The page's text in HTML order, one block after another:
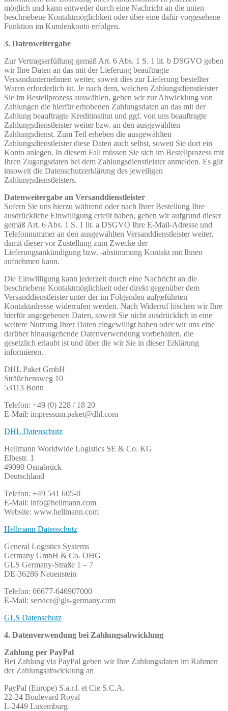
möglich und kann entweder durch eine Nachricht an die unten
beschriebene Kontaktmöglichkeit oder über eine dafür vorgesehene
Funktion im Kundenkonto erfolgen.
3. Datenweitergabe
Zur Vertragserfüllung gemäß Art. 6 Abs. 1 S. 1 lit. b DSGVO geben
wir Ihre Daten an das mit der Lieferung beauftragte
Versandunternehmen weiter, soweit dies zur Lieferung bestellter
Waren erforderlich ist. Je nach dem, welchen Zahlungsdienstleister
Sie im Bestellprozess auswählen, geben wir zur Abwicklung von
Zahlungen die hierfür erhobenen Zahlungsdaten an das mit der
Zahlung beauftragte Kreditinstitut und ggf. von uns beauftragte
Zahlungsdienstleister weiter bzw. an den ausgewählten
Zahlungsdienst. Zum Teil erheben die ausgewählten
Zahlungsdienstleister diese Daten auch selbst, soweit Sie dort ein
Konto anlegen. In diesem Fall müssen Sie sich im Bestellprozess mit
Ihren Zugangsdaten bei dem Zahlungsdienstleister anmelden. Es gilt
insoweit die Datenschutzerklärung des jeweiligen
Zahlungsdienstleisters.
Datenweitergabe an Versanddienstleister
Sofern Sie uns hierzu während oder nach Ihrer Bestellung Ihre
ausdrückliche Einwilligung erteilt haben, geben wir aufgrund dieser
gemäß Art. 6 Abs. 1 S. 1 lit. a DSGVO Ihre E-Mail-Adresse und
Telefonnummer an den ausgewählten Versanddienstleister weiter,
damit dieser vor Zustellung zum Zwecke der
Lieferungsankündigung bzw. -abstimmung Kontakt mit Ihnen
aufnehmen kann.
Die Einwilligung kann jederzeit durch eine Nachricht an die
beschriebene Kontaktmöglichkeit oder direkt gegenüber dem
Versanddienstleister unter der im Folgenden aufgeführten
Kontaktadresse widerrufen werden. Nach Widerruf löschen wir Ihre
hierfür angegebenen Daten, soweit Sie nicht ausdrücklich in eine
weitere Nutzung Ihrer Daten eingewilligt haben oder wir uns eine
darüber hinausgehende Datenverwendung vorbehalten, die
gesetzlich erlaubt ist und über die wir Sie in dieser Erklärung
informieren.
DHL Paket GmbH
Sträßchensweg 10
53113 Bonn
Telefon: +49 (0) 228 / 18 20
E-Mail: impressum.paket@dhl.com
DHL Datenschutz
Hellmann Worldwide Logistics SE & Co. KG
Elbestr. 1
49090 Osnabrück
Deutschland
Telefon: +49 541 605-0
E-Mail: info@hellmann.com
Website: www.hellmann.com
Hellmann Datenschutz
General Logistics Systems
Germany GmbH & Co. OHG
GLS Germany-Straße 1 – 7
DE-36286 Neuenstein
Telefon: 06677-646907000
E-Mail: service@gls-germany.com
GLS Datenschutz
4. Datenverwendung bei Zahlungsabwicklung
Zahlung per PayPal
Bei Zahlung via PayPal geben wir Ihre Zahlungsdaten im Rahmen
der Zahlungsabwicklung an
PayPal (Europe) S.a.r.l. et Cie S.C.A.
22-24 Boulevard Royal
L-2449 Luxemburg